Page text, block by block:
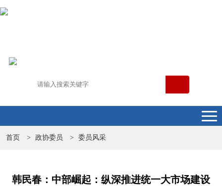
首页 > 政协委员 > 委员风采
韩民春：中部崛起：纵深推进统一大市场建设